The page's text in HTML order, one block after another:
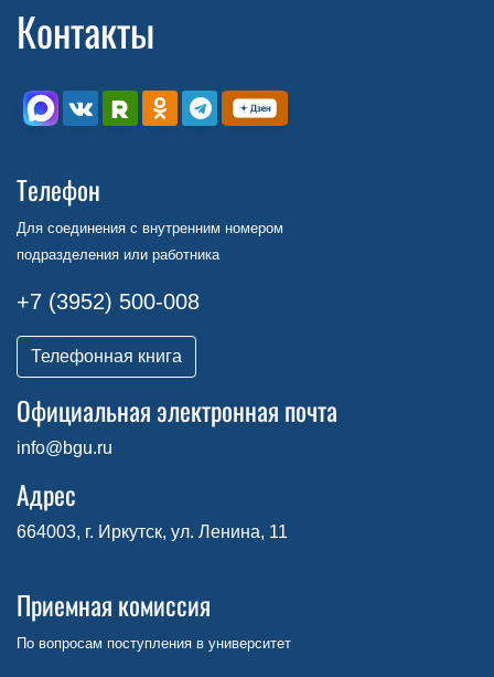
Контакты
Телефон
Для соединения с внутренним номером
подразделения или работника
+7 (3952) 500-008
Телефонная книга
Официальная электронная почта
info@bgu.ru
Адрес
664003, г. Иркутск, ул. Ленина, 11
Приемная комиссия
По вопросам поступления в университет